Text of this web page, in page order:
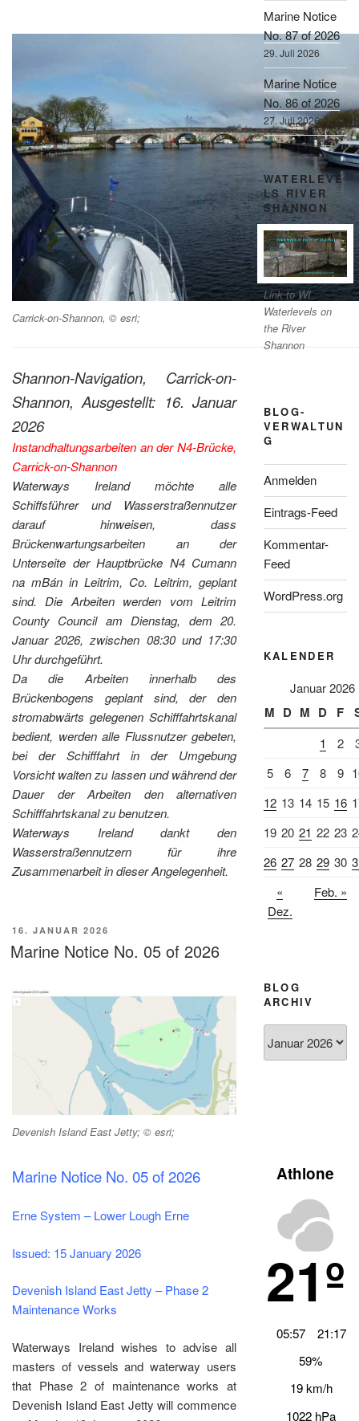
Carrick-on-Shannon, © esri;
Shannon-Navigation, Carrick-on-
Shannon, Ausgestellt: 16. Januar
2026
Instandhaltungsarbeiten an der N4-Brücke,
Carrick-on-Shannon
Waterways Ireland möchte alle
Schiffsführer und Wasserstraßennutzer
darauf hinweisen, dass
Brückenwartungsarbeiten an der
Unterseite der Hauptbrücke N4 Cumann
na mBán in Leitrim, Co. Leitrim, geplant
sind. Die Arbeiten werden vom Leitrim
County Council am Dienstag, dem 20.
Januar 2026, zwischen 08:30 und 17:30
Uhr durchgeführt.
Da die Arbeiten innerhalb des
Brückenbogens geplant sind, der den
stromabwärts gelegenen Schifffahrtskanal
bedient, werden alle Flussnutzer gebeten,
bei der Schifffahrt in der Umgebung
Vorsicht walten zu lassen und während der
Dauer der Arbeiten den alternativen
Schifffahrtskanal zu benutzen.
Waterways Ireland dankt den
Wasserstraßennutzern für ihre
Zusammenarbeit in dieser Angelegenheit.
VERÖFFENTLICHT
AM
16. JANUAR 2026
Marine Notice No. 05 of 2026
Devenish Island East Jetty; © esri;
Marine Notice No. 05 of 2026
Erne System – Lower Lough Erne
Issued: 15 January 2026
Devenish Island East Jetty – Phase 2
Maintenance Works
Waterways Ireland wishes to advise all
masters of vessels and waterway users
that Phase 2 of maintenance works at
Devenish Island East Jetty will commence
Marine Notice
No. 87 of 2026
29. Juli 2026
Marine Notice
No. 86 of 2026
27. Juli 2026
WATERLEVE
LS RIVER
SHANNON
Link to WI
Waterlevels on
the River
Shannon
BLOG-
VERWALTUN
G
Anmelden
Eintrags-Feed
Kommentar-
Feed
WordPress.org
KALENDER
Januar 2026
M D M D F
1 2
5
6 7 8 9
12 13 14 15 16
19 20 21 22 23
26 27 28 29 30
«
Dez.
Feb. »
BLOG
ARCHIV
Archiv
Athlone
21º
05:57
21:17
59%
19 km/h
1022 hPa